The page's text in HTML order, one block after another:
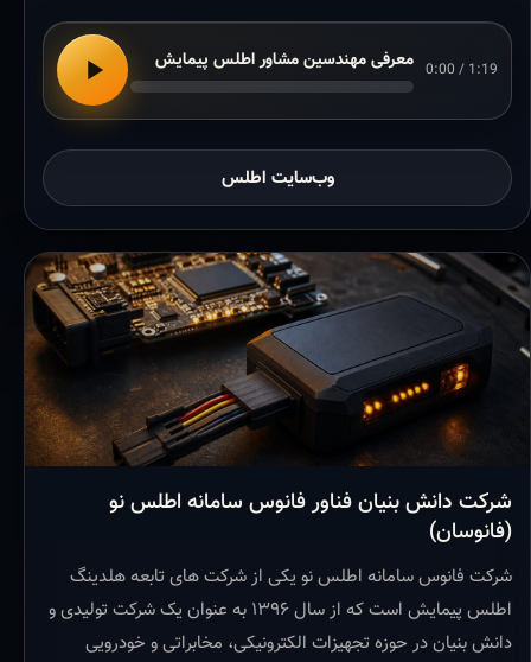
0:00 / 1:19 معرفی مهندسین مشاور اطلس پیمایش
وب‌سایت اطلس
شرکت دانش بنیان فناور فانوس سامانه اطلس نو
(فانوسان)
شرکت فانوس سامانه اطلس نو یکی از شرکت های تابعه هلدینگ
اطلس پیمایش است که از سال ۱۳۹۶ به عنوان یک شرکت تولیدی و
دانش بنیان در حوزه تجهیزات الکترونیکی، مخابراتی و خودرویی